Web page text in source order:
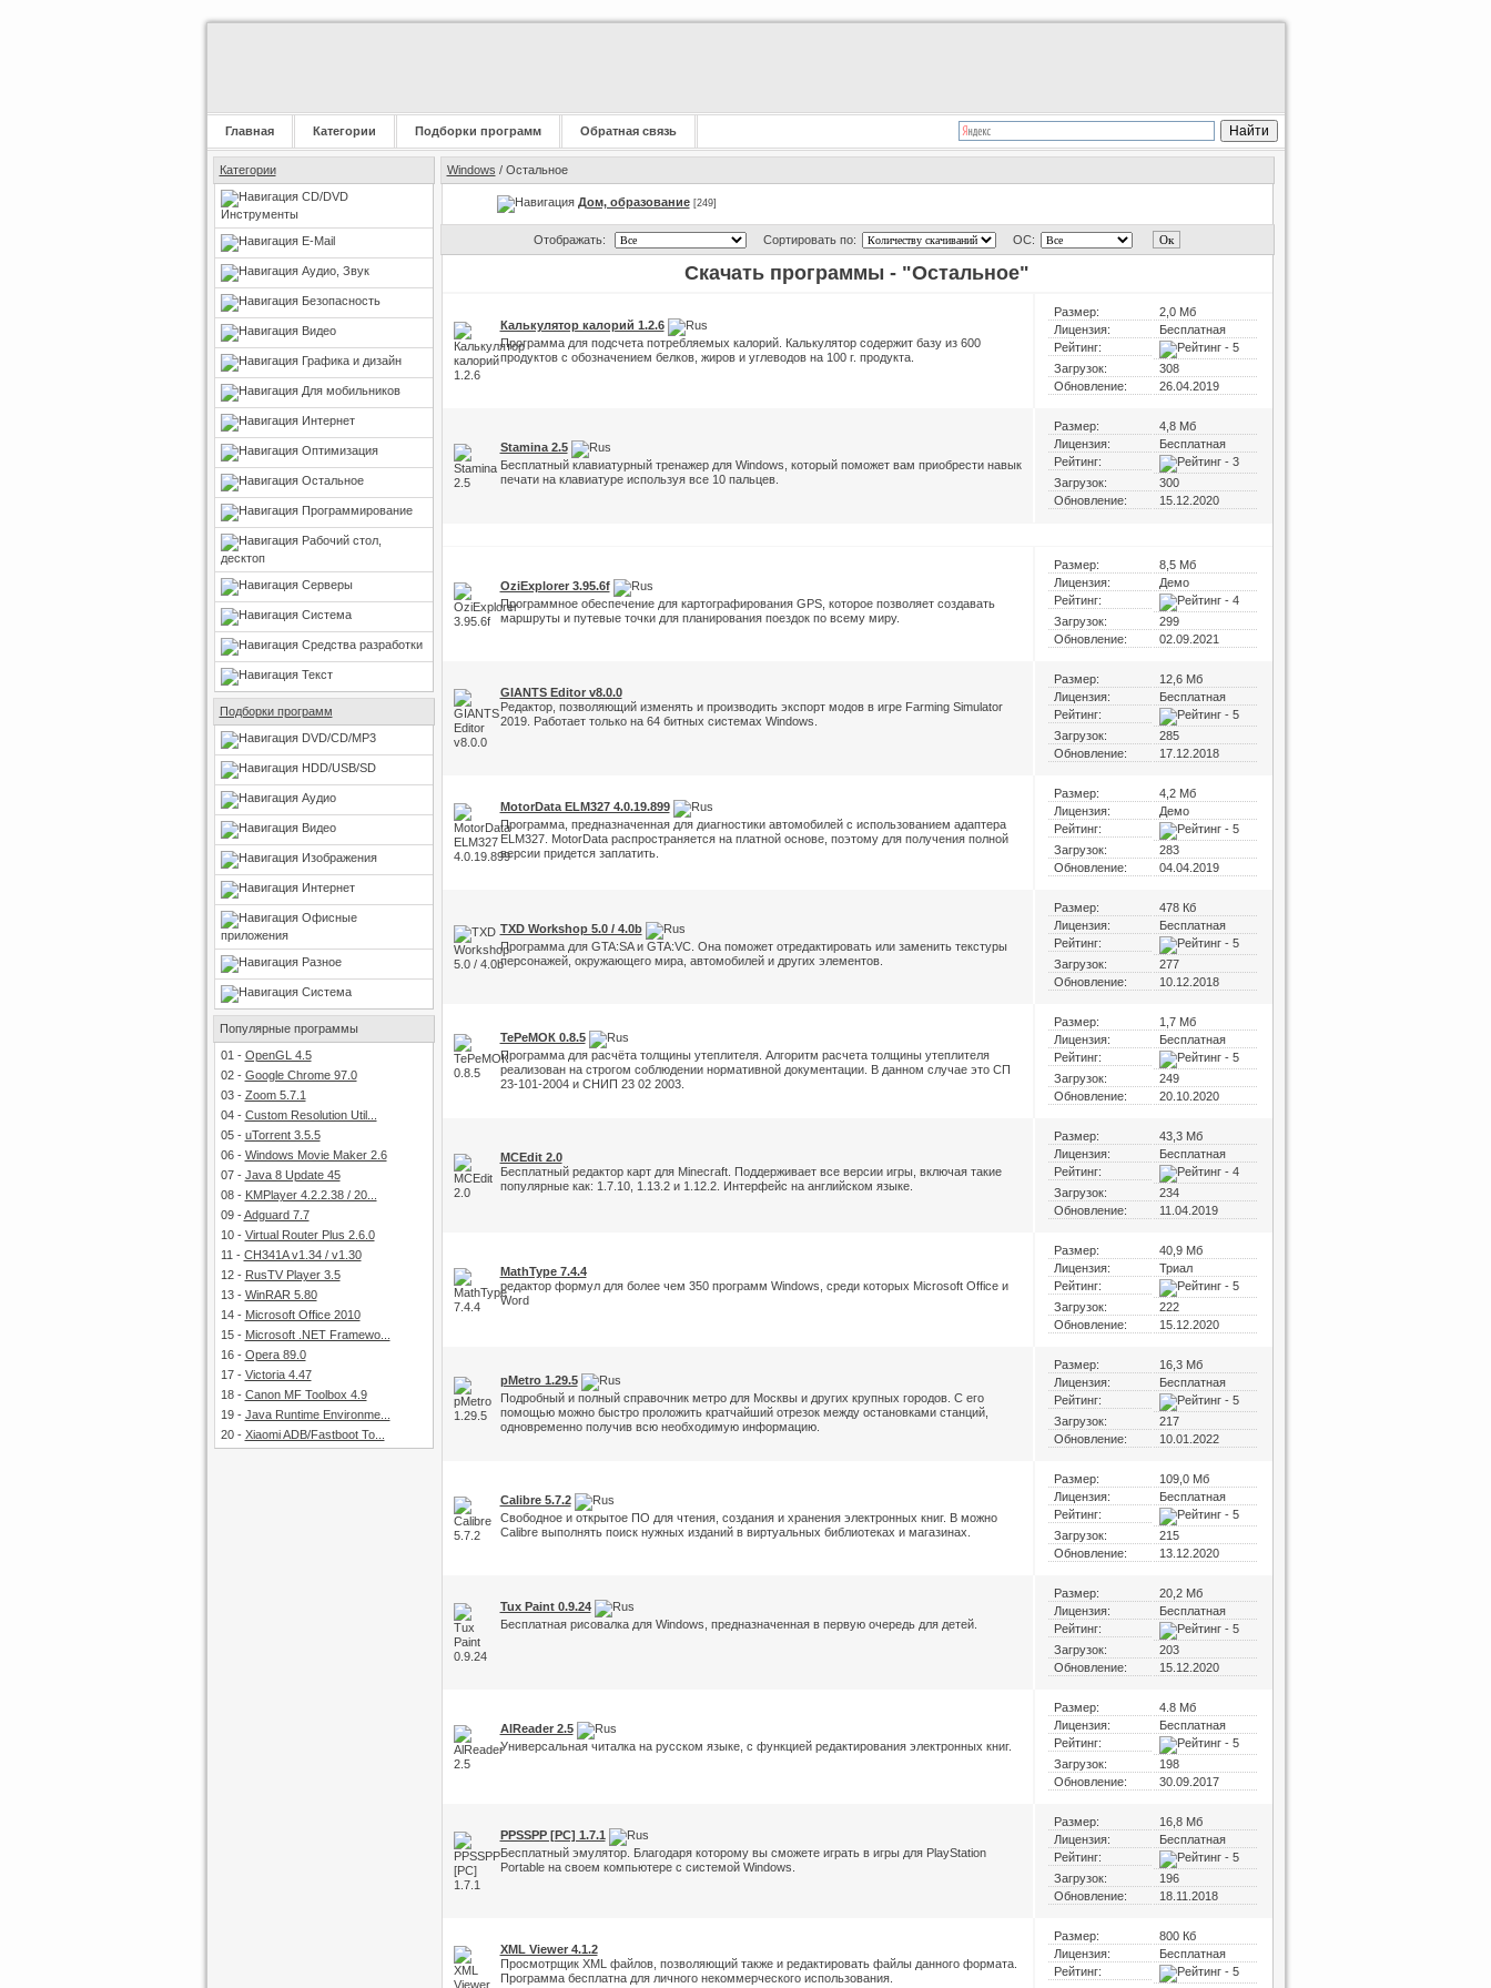
Главная Категории Подборки программ Обратная связь
Категории
CD/DVD
Инструменты
E-Mail
Аудио, Звук
Безопасность
Видео
Графика и дизайн
Для мобильников
Интернет
Оптимизация
Остальное
Программирование
Рабочий стол,
десктоп
Серверы
Система
Средства разработки
Текст
Подборки программ
DVD/CD/MP3
HDD/USB/SD
Аудио
Видео
Изображения
Интернет
Офисные
приложения
Разное
Система
Популярные программы
01 - OpenGL 4.5
02- Google Chrome 97.0
03- Zoom 5.7.1
04- Custom Resolution Util...
05- uTorrent 3.5.5
06- Windows Movie Maker 2.6
07- Java 8 Update 45
08- KMPlayer 4.2.2.38 / 20...
09-Adguard 7.7
10- Virtual Router Plus 2.6.0
11 - CH341A v1.34 / v1.30
12- RusTV Player 3.5
13- WinRAR 5.80
14- Microsoft Office 2010
15- Microsoft .NET Framewo...
16- Opera 89.0
17- Victoria 4.47
18- Canon MF Toolbox 4.9
19- Java Runtime Environme...
20- Xiaomi ADB/Fastboot To...
Windows / Остальное
Дом, образование [249]
Отображать: Сортировать по: ОС:
Скачать программы - "Остальное"
Калькулятор калорий 1.2.6
Программа для подсчета потребляемых калорий. Калькулятор содержит базу из 600
продуктов с обозначением белков, жиров и углеводов на 100 г. продукта.
Размер:
2,0 Мб
Лицензия:
Бесплатная
Рейтинг:
Загрузок:
308
Обновление:
26.04.2019
Stamina 2.5
Бесплатный клавиатурный тренажер для Windows, который поможет вам приобрести навык
печати на клавиатуре используя все 10 пальцев.
Размер:
4,8 Мб
Лицензия:
Бесплатная
Рейтинг:
Загрузок:
300
Обновление:
15.12.2020
OziExplorer 3.95.6f
Программное обеспечение для картографирования GPS, которое позволяет создавать
маршруты и путевые точки для планирования поездок по всему миру.
Размер:
8,5 Мб
Лицензия:
Демо
Рейтинг:
Загрузок:
299
Обновление:
02.09.2021
GIANTS Editor v8.0.0
Редактор, позволяющий изменять и производить экспорт модов в игре Farming Simulator
2019. Работает только на 64 битных системах Windows.
Размер:
12,6 Мб
Лицензия:
Бесплатная
Рейтинг:
Загрузок:
285
Обновление:
17.12.2018
MotorData ELM327 4.0.19.899
Программа, предназначенная для диагностики автомобилей с использованием адаптера
ELM327. MotorData распространяется на платной основе, поэтому для получения полной
версии придется заплатить.
Размер:
4,2 Мб
Лицензия:
Демо
Рейтинг:
Загрузок:
283
Обновление:
04.04.2019
TXD Workshop 5.0 / 4.0b
Программа для GTA:SA и GTA:VC. Она поможет отредактировать или заменить текстуры
персонажей, окружающего мира, автомобилей и других элементов.
Размер:
478 Кб
Лицензия:
Бесплатная
Рейтинг:
Загрузок:
277
Обновление:
10.12.2018
ТеРеМОК 0.8.5
Программа для расчёта толщины утеплителя. Алгоритм расчета толщины утеплителя
реализован на строгом соблюдении нормативной документации. В данном случае это СП
23-101-2004 и СНИП 23 02 2003.
Размер:
1,7 Мб
Лицензия:
Бесплатная
Рейтинг:
Загрузок:
249
Обновление:
20.10.2020
MCEdit 2.0
Бесплатный редактор карт для Minecraft. Поддерживает все версии игры, включая такие
популярные как: 1.7.10, 1.13.2 и 1.12.2. Интерфейс на английском языке.
Размер:
43,3 Мб
Лицензия:
Бесплатная
Рейтинг:
Загрузок:
234
Обновление:
11.04.2019
MathType 7.4.4
редактор формул для более чем 350 программ Windows, среди которых Microsoft Office и
Word
Размер:
40,9 Мб
Лицензия:
Триал
Рейтинг:
Загрузок:
222
Обновление:
15.12.2020
pMetro 1.29.5
Подробный и полный справочник метро для Москвы и других крупных городов. С его
помощью можно быстро проложить кратчайший отрезок между остановками станций,
одновременно получив всю необходимую информацию.
Размер:
16,3 Мб
Лицензия:
Бесплатная
Рейтинг:
Загрузок:
217
Обновление:
10.01.2022
Calibre 5.7.2
Свободное и открытое ПО для чтения, создания и хранения электронных книг. В можно
Calibre выполнять поиск нужных изданий в виртуальных библиотеках и магазинах.
Размер:
109,0 Мб
Лицензия:
Бесплатная
Рейтинг:
Загрузок:
215
Обновление:
13.12.2020
Tux Paint 0.9.24
Бесплатная рисовалка для Windows, предназначенная в первую очередь для детей.
Размер:
20,2 Мб
Лицензия:
Бесплатная
Рейтинг:
Загрузок:
203
Обновление:
15.12.2020
AlReader 2.5
Универсальная читалка на русском языке, с функцией редактирования электронных книг.
Размер:
4.8 Мб
Лицензия:
Бесплатная
Рейтинг:
Загрузок:
198
Обновление:
30.09.2017
PPSSPP [PC] 1.7.1
Бесплатный эмулятор. Благодаря которому вы сможете играть в игры для PlayStation
Portable на своем компьютере с системой Windows.
Размер:
16,8 Мб
Лицензия:
Бесплатная
Рейтинг:
Загрузок:
196
Обновление:
18.11.2018
XML Viewer 4.1.2
Просмотрщик XML файлов, позволяющий также и редактировать файлы данного формата.
Программа бесплатна для личного некоммерческого использования.
Размер:
800 Кб
Лицензия:
Бесплатная
Рейтинг: